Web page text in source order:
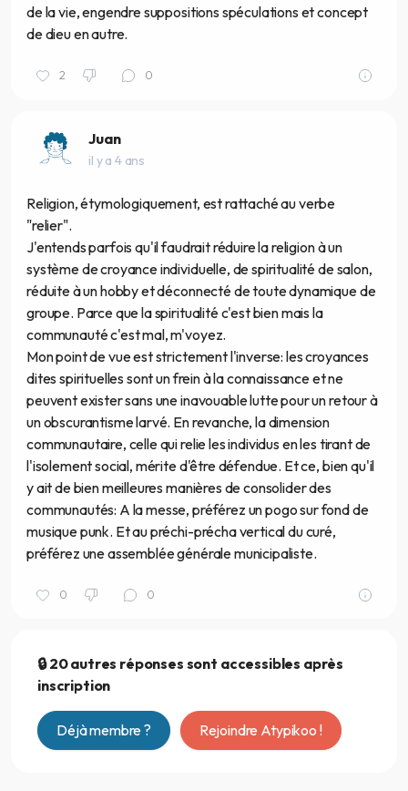
de la vie, engendre suppositions spéculations et concept
de dieu en autre.
2 0
Juan
il y a 4 ans
Religion, étymologiquement, est rattaché au verbe
"relier".
J'entends parfois qu'il faudrait réduire la religion à un
système de croyance individuelle, de spiritualité de salon,
réduite à un hobby et déconnecté de toute dynamique de
groupe. Parce que la spiritualité c'est bien mais la
communauté c'est mal, m'voyez.
Mon point de vue est strictement l'inverse: les croyances
dites spirituelles sont un frein à la connaissance et ne
peuvent exister sans une inavouable lutte pour un retour à
un obscurantisme larvé. En revanche, la dimension
communautaire, celle qui relie les individus en les tirant de
l'isolement social, mérite d'être défendue. Et ce, bien qu'il
y ait de bien meilleures manières de consolider des
communautés: A la messe, préférez un pogo sur fond de
musique punk. Et au préchi-précha vertical du curé,
préférez une assemblée générale municipaliste.
0 0
🔒 20 autres réponses sont accessibles après
inscription
Déjà membre ? Rejoindre Atypikoo !